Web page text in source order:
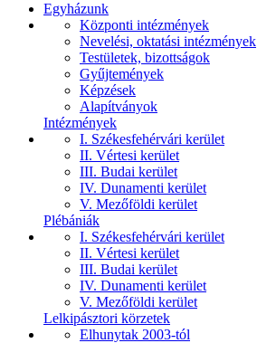
Egyházunk
Központi intézmények
Nevelési, oktatási intézmények
Testületek, bizottságok
Gyűjtemények
Képzések
Alapítványok
Intézmények
I. Székesfehérvári kerület
II. Vértesi kerület
III. Budai kerület
IV. Dunamenti kerület
V. Mezőföldi kerület
Plébániák
I. Székesfehérvári kerület
II. Vértesi kerület
III. Budai kerület
IV. Dunamenti kerület
V. Mezőföldi kerület
Lelkipásztori körzetek
Elhunytak 2003-tól